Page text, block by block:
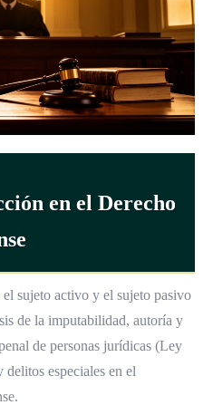
en el Derecho
sujeto activo y el sujeto pasivo
de la imputabilidad, autoría y
de personas jurídicas (Ley
especiales en el